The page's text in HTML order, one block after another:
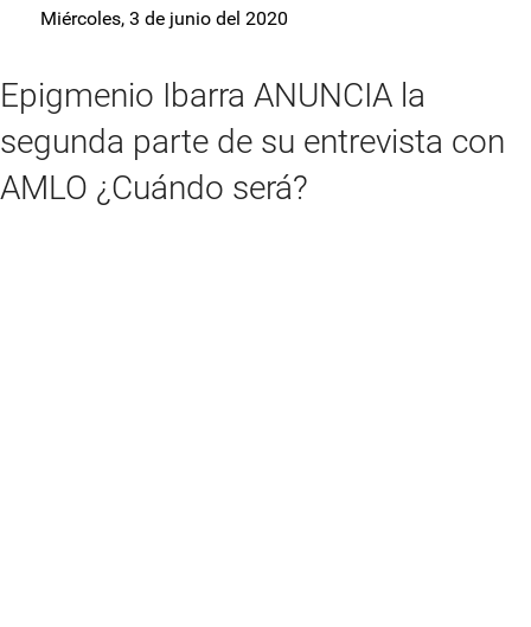
Miércoles, 3 de junio del 2020
Epigmenio Ibarra ANUNCIA la
segunda parte de su entrevista con
AMLO ¿Cuándo será?